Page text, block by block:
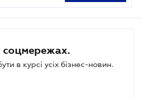
соцмережах.
в курсі усіх бізнес-новин.